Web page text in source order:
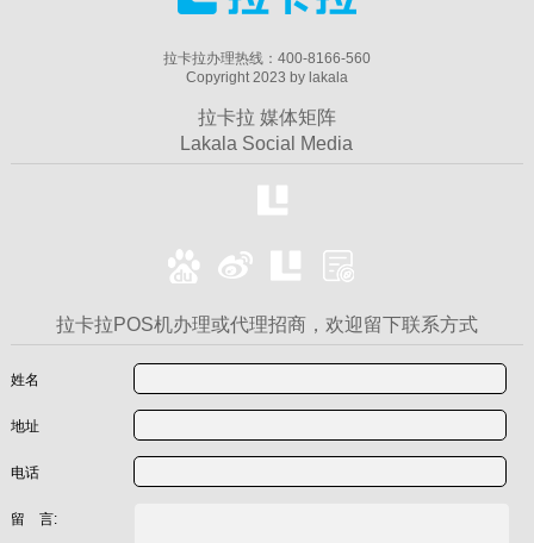
拉卡拉办理热线：400-8166-560
Copyright 2023 by lakala
拉卡拉 媒体矩阵
Lakala Social Media
拉卡拉POS机办理或代理招商，欢迎留下联系方式
姓名
地址
电话
留 言: